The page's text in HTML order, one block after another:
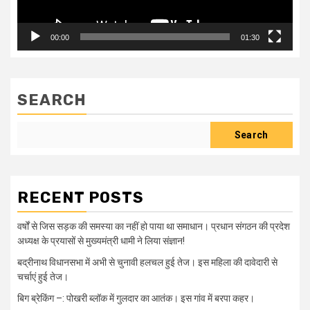
00:00 01:30
SEARCH
Search
RECENT POSTS
वर्षों से जिस सड़क की समस्या का नहीं हो पाया था समाधान। प्रधान संगठन की प्रदेश
अध्यक्ष के प्रयासों से मुख्यमंत्री धामी ने लिया संज्ञान!
बद्रीनाथ विधानसभा में अभी से चुनावी हलचल हुई तेज। इस महिला की दावेदारी से
चर्चाएं हुई तेज।
बिग ब्रेकिंग –: पोखरी ब्लॉक में गुलदार का आतंक। इस गांव में बरपा कहर।